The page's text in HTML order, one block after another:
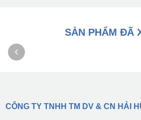
SẢN PHẨM ĐÃ
CÔNG TY TNHH TM DV & CN HẢI